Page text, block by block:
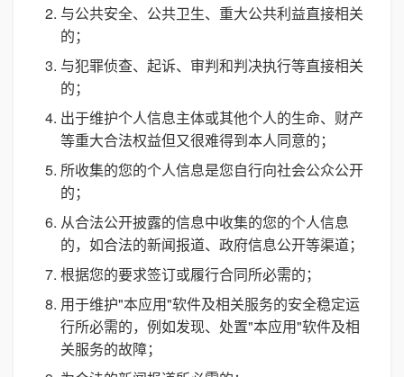
与公共安全、公共卫生、重大公共利益直接相关
的；
与犯罪侦查、起诉、审判和判决执行等直接相关
的；
出于维护个人信息主体或其他个人的生命、财产
等重大合法权益但又很难得到本人同意的；
所收集的您的个人信息是您自行向社会公众公开
的；
从合法公开披露的信息中收集的您的个人信息
的，如合法的新闻报道、政府信息公开等渠道；
根据您的要求签订或履行合同所必需的；
用于维护"本应用"软件及相关服务的安全稳定运
行所必需的，例如发现、处置"本应用"软件及相
关服务的故障；